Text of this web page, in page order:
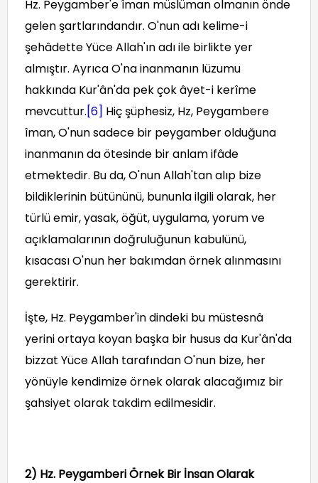
Hz. Peygamber'e îman müslüman olmanın önde
gelen şartlarındandır. O'nun adı kelime-i
şehâdette Yüce Allah'ın adı ile birlikte yer
almıştır. Ayrıca O'na inanmanın lüzumu
hakkında Kur'ân'da pek çok âyet-i kerîme
mevcuttur.[6] Hiç şüphesiz, Hz, Peygambere
îman, O'nun sadece bir peygamber olduğuna
inanmanın da ötesinde bir anlam ifâde
etmektedir. Bu da, O'nun Allah'tan alıp bize
bildiklerinin bütününü, bununla ilgili olarak, her
türlü emir, yasak, öğüt, uygulama, yorum ve
açıklamalarının doğruluğunun kabulünü,
kısacası O'nun her bakımdan örnek alınmasını
gerektirir.
İşte, Hz. Peygamber'in dindeki bu müstesnâ
yerini ortaya koyan başka bir husus da Kur'ân'da
bizzat Yüce Allah tarafından O'nun bize, her
yönüyle kendimize örnek olarak alacağımız bir
şahsiyet olarak takdim edilmesidir.
2) Hz. Peygamberi Örnek Bir İnsan Olarak